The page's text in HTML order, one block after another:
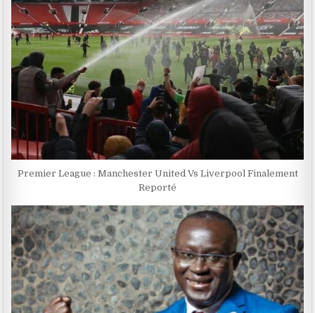
Premier League : Manchester United Vs Liverpool Finalement
Reporté